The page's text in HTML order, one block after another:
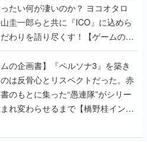
たい何が凄いのか？ ヨコオタロ
圭一郎らと共に『ICO』に込めら
わりを語り尽くす！【ゲームの企
ムの企画書】『ペルソナ3』を築き
のは反骨心とリスペクトだった。赤
のもとに集った“愚連隊”がシリー
れ変わらせるまで【橋野桂インタ